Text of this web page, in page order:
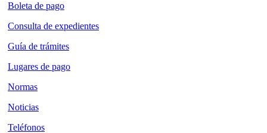
Boleta de pago
Consulta de expedientes
Guía de trámites
Lugares de pago
Normas
Noticias
Teléfonos